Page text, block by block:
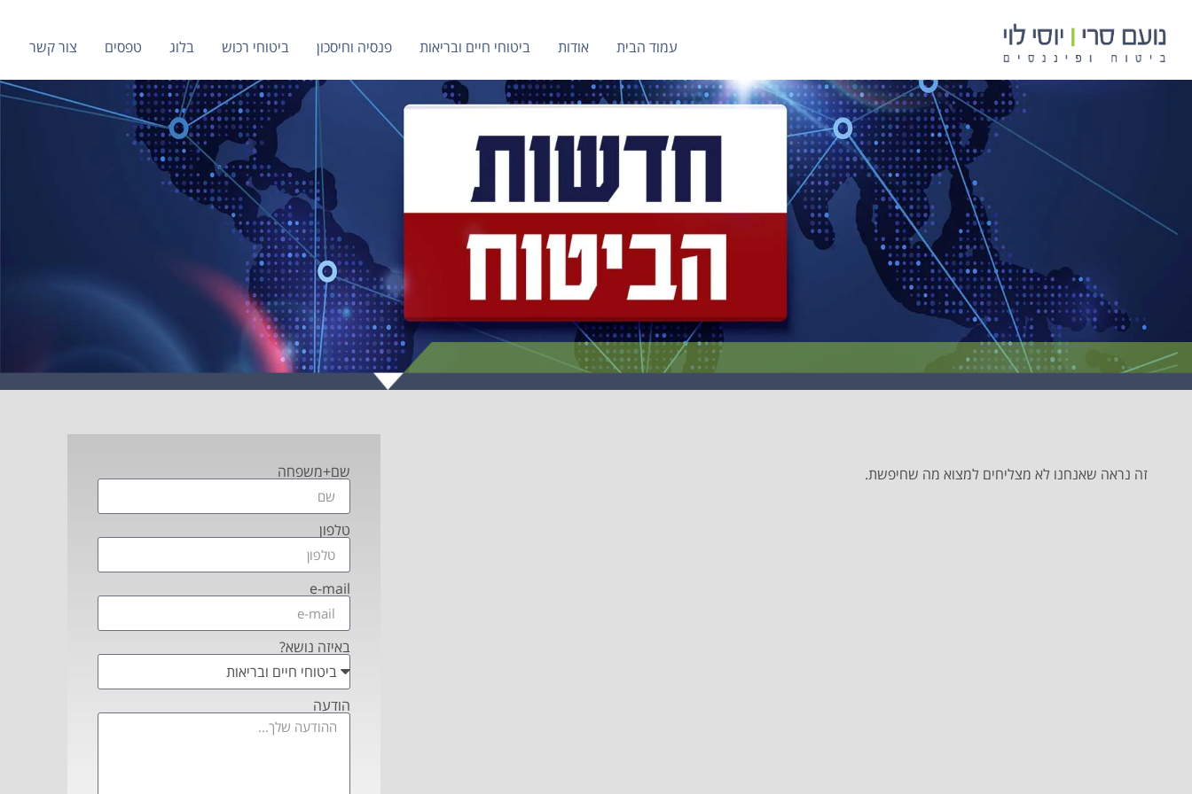
עמוד הבית אודות ביטוחי חיים ובריאות פנסיה וחיסכון ביטוחי רכוש בלוג טפסים צור קשר
זה נראה שאנחנו לא מצליחים למצוא מה שחיפשת. שם+משפחה
טלפון
e-mail
באיזה נושא?
הודעה